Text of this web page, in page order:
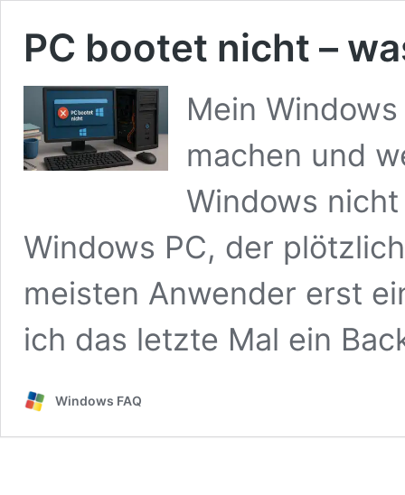
PC bootet nicht –
Mein
machen und
Windows
Windows PC, der
meisten Anwender erst
ich das letzte Mal ein
Windows FAQ